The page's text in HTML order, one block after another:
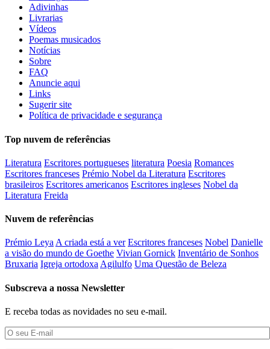
Adivinhas
Livrarias
Vídeos
Poemas musicados
Notícias
Sobre
FAQ
Anuncie aqui
Links
Sugerir site
Política de privacidade e segurança
Top nuvem de referências
Literatura Escritores portugueses literatura Poesia Romances
Escritores franceses Prémio Nobel da Literatura Escritores
brasileiros Escritores americanos Escritores ingleses Nobel da
Literatura Freida
Nuvem de referências
Prémio Leya A criada está a ver Escritores franceses Nobel Danielle
a visão do mundo de Goethe Vivian Gornick Inventário de Sonhos
Bruxaria Igreja ortodoxa Agilulfo Uma Questão de Beleza
Subscreva a nossa Newsletter
E receba todas as novidades no seu e-mail.